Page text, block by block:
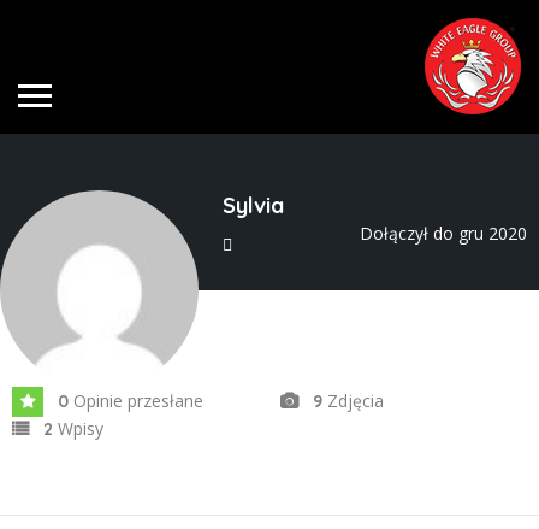
Sylvia
Dołączył do gru 2020
0 Opinie przesłane 9 Zdjęcia
2 Wpisy